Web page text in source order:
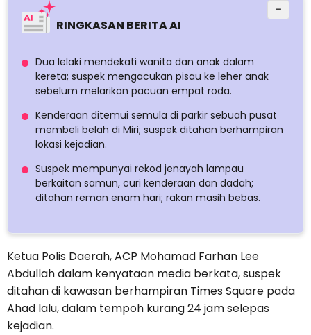
RINGKASAN BERITA AI
−
Dua lelaki mendekati wanita dan anak dalam
kereta; suspek mengacukan pisau ke leher anak
sebelum melarikan pacuan empat roda.
Kenderaan ditemui semula di parkir sebuah pusat
membeli belah di Miri; suspek ditahan berhampiran
lokasi kejadian.
Suspek mempunyai rekod jenayah lampau
berkaitan samun, curi kenderaan dan dadah;
ditahan reman enam hari; rakan masih bebas.
Ketua Polis Daerah, ACP Mohamad Farhan Lee
Abdullah dalam kenyataan media berkata, suspek
ditahan di kawasan berhampiran Times Square pada
Ahad lalu, dalam tempoh kurang 24 jam selepas
kejadian.